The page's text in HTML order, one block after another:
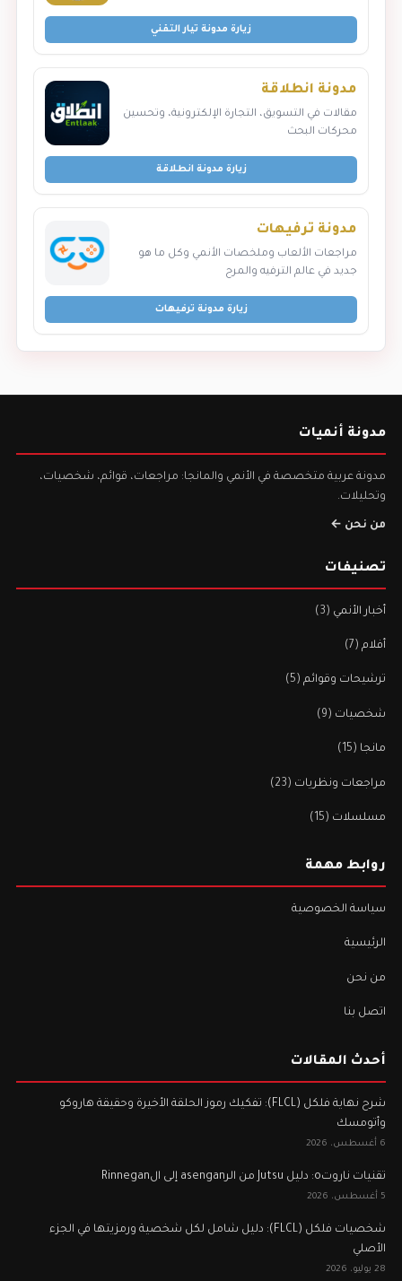
زيارة مدونة تيار التقني
مدونة انطلاقة
مقالات في التسويق، التجارة الإلكترونية، وتحسين
محركات البحث
زيارة مدونة انطلاقة
مدونة ترفيهات
مراجعات الألعاب وملخصات الأنمي وكل ما هو
جديد في عالم الترفيه والمرح
زيارة مدونة ترفيهات
مدونة أنميات
مدونة عربية متخصصة في الأنمي والمانجا: مراجعات، قوائم، شخصيات،
وتحليلات.
من نحن ←
تصنيفات
أخبار الأنمي (3)
أفلام (7)
ترشيحات وقوائم (5)
شخصيات (9)
مانجا (15)
مراجعات ونظريات (23)
مسلسلات (15)
روابط مهمة
سياسة الخصوصية
الرئيسية
من نحن
اتصل بنا
أحدث المقالات
شرح نهاية فلكل (FLCL): تفكيك رموز الحلقة الأخيرة وحقيقة هاروكو
وأتومسك
6 أغسطس، 2026
تقنيات ناروتo: دليل Jutsu من الرasengan إلى الRinnegan
5 أغسطس، 2026
شخصيات فلكل (FLCL): دليل شامل لكل شخصية ورمزيتها في الجزء
الأصلي
28 يوليو، 2026